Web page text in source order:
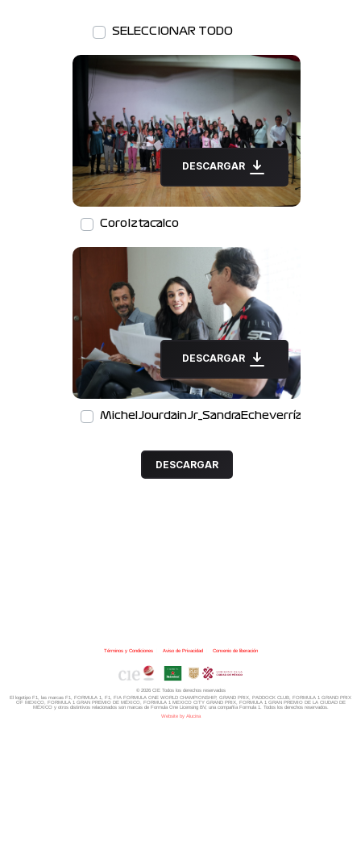
SELECCIONAR TODO
DESCARGAR
CoroIztacalco
DESCARGAR
DESCARGAR
Términos y Condiciones| Aviso de Privacidad| Convenio de liberación
© 2026 CIE Todos los derechos reservados
El logotipo F1, las marcas F1, FORMULA 1, F1, FIA FORMULA ONE WORLD CHAMPIONSHIP, GRAND PRIX, PADDOCK CLUB,
FORMULA 1 GRAND PRIX
OF MEXICO, FORMULA 1 GRAN PREMIO DE MÉXICO, FORMULA 1 MEXICO CITY GRAND PRIX, FORMULA 1 GRAN PREMIO DE LA CIUDAD DE
MÉXICO y otros distintivosrelacionados son marcas de Formula One Licensing BV, una compañía Formula 1. Todos los derechos reservados.
Website by Alucina